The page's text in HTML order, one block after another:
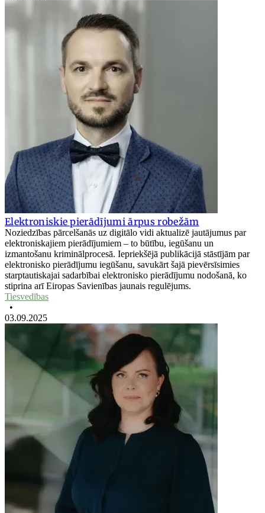
Elektroniskie pierādījumi ārpus robežām
Noziedzības pārcelšanās uz digitālo vidi aktualizē jautājumus par
elektroniskajiem pierādījumiem – to būtību, iegūšanu un
izmantošanu kriminālprocesā. Iepriekšējā publikācijā stāstījām par
elektronisko pierādījumu iegūšanu, savukārt šajā pievērsīsimies
starptautiskajai sadarbībai elektronisko pierādījumu nodošanā, ko
stiprina arī Eiropas Savienības jaunais regulējums.
Tiesvedības
•
03.09.2025